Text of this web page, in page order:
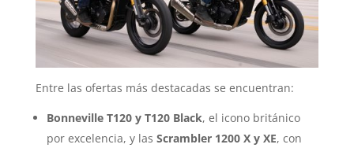
Entre las ofertas más destacadas se encuentran:
Bonneville T120 y T120 Black, el icono británico
por excelencia, y las Scrambler 1200 X y XE, con